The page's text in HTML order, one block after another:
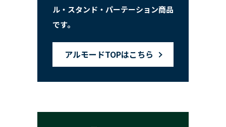
ル・スタンド・パーテーション商品
です。
アルモードTOPはこちら